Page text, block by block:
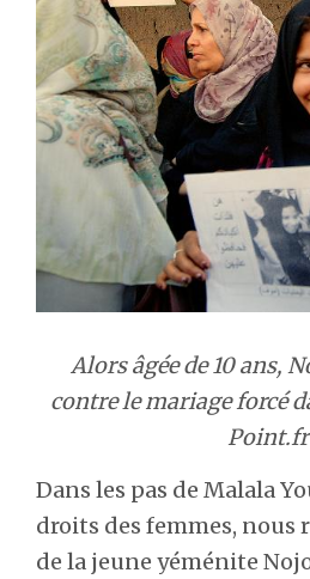
Alors âgée de 10 ans,
contre le mariage forcé
Point.fr
Dans les pas de Malala
droits des femmes, nous
de la jeune yéménite